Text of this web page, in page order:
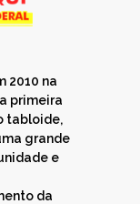
2010 na
primeira
tabloide,
grande
e
da